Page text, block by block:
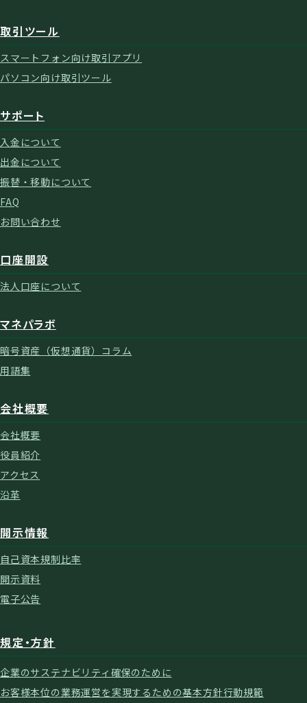
取引ツール
スマートフォン向け取引アプリ
パソコン向け取引ツール
サポート
入金について
出金について
振替・移動について
FAQ
お問い合わせ
口座開設
法人口座について
マネパラボ
暗号資産（仮想通貨）コラム
用語集
会社概要
会社概要
役員紹介
アクセス
沿革
開示情報
自己資本規制比率
開示資料
電子公告
規定・方針
企業のサステナビリティ確保のために
お客様本位の業務運営を実現するための基本方針行動規範